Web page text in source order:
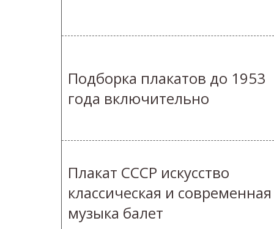
Подборка плакатов до 1953
года включительно
Плакат СССР искусство
классическая и современная
музыка балет